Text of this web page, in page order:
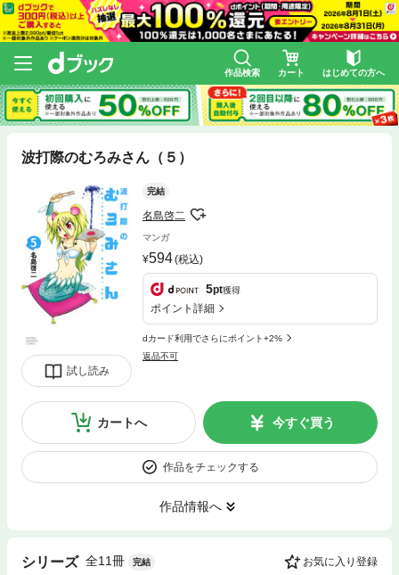
作品検索 カート はじめての方へ
波打際のむろみさん（５）
試し読み
完結
名島啓二
マンガ
594(税込)
5pt獲得
ポイント詳細
dカード利用でさらにポイント+2%
返品不可
カートへ 今すぐ買う
作品をチェックする
作品情報へ
シリーズ 全11冊 完結 お気に入り登録